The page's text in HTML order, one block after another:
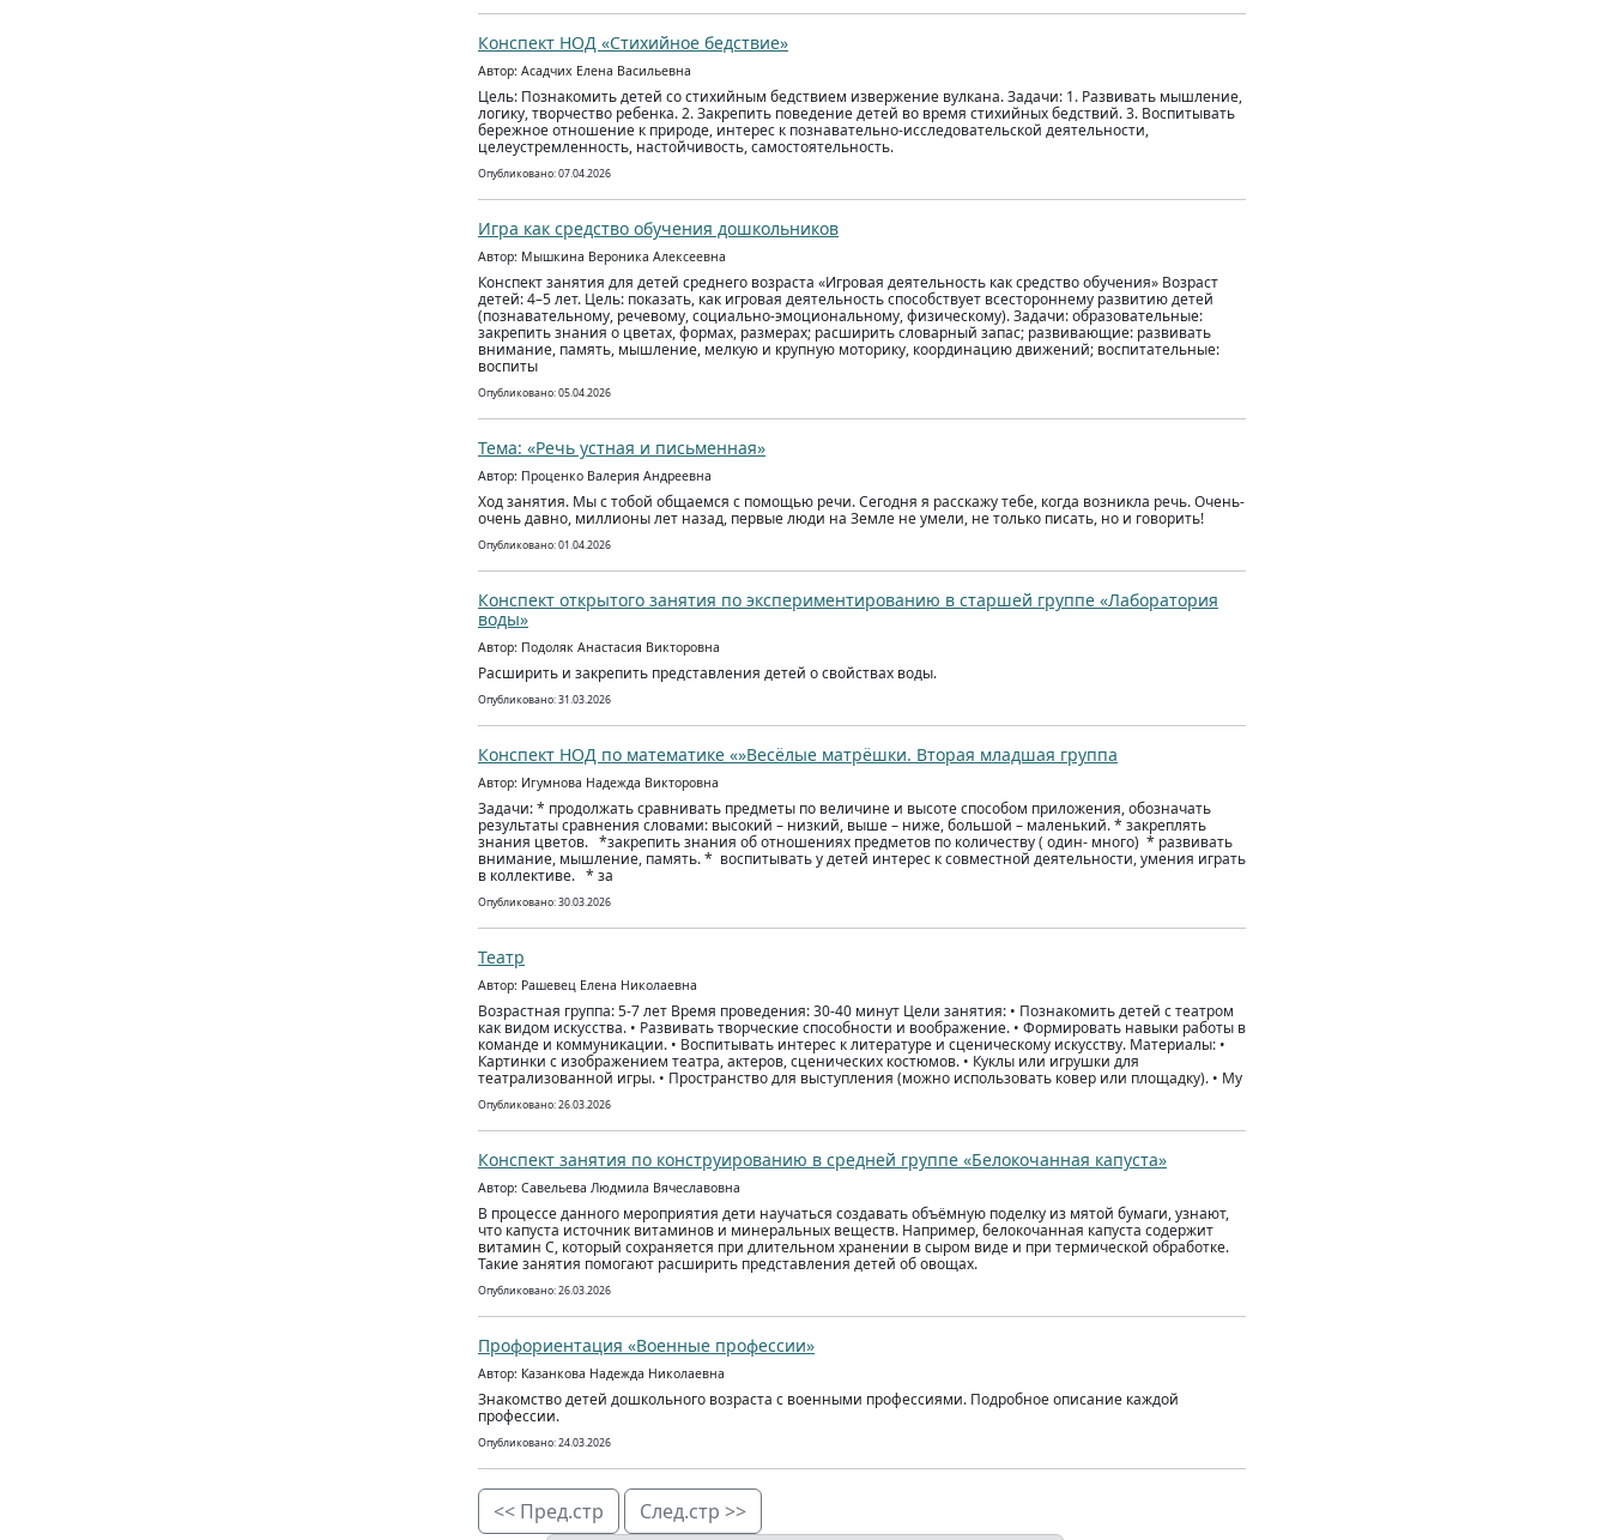
Конспект НОД «Стихийное бедствие»
Автор: Асадчих Елена Васильевна
Цель: Познакомить детей со стихийным бедствием извержение вулкана. Задачи: 1. Развивать мышление,
логику, творчество ребенка. 2. Закрепить поведение детей во время стихийных бедствий. 3. Воспитывать
бережное отношение к природе, интерес к познавательно-исследовательской деятельности,
целеустремленность, настойчивость, самостоятельность.
Опубликовано: 07.04.2026
Игра как средство обучения дошкольников
Автор: Мышкина Вероника Алексеевна
Конспект занятия для детей среднего возраста «Игровая деятельность как средство обучения» Возраст
детей: 4–5 лет. Цель: показать, как игровая деятельность способствует всестороннему развитию детей
(познавательному, речевому, социально‑эмоциональному, физическому). Задачи: образовательные:
закрепить знания о цветах, формах, размерах; расширить словарный запас; развивающие: развивать
внимание, память, мышление, мелкую и крупную моторику, координацию движений; воспитательные:
воспиты
Опубликовано: 05.04.2026
Тема: «Речь устная и письменная»
Автор: Проценко Валерия Андреевна
Ход занятия. Мы с тобой общаемся с помощью речи. Сегодня я расскажу тебе, когда возникла речь. Очень-
очень давно, миллионы лет назад, первые люди на Земле не умели, не только писать, но и говорить!
Опубликовано: 01.04.2026
Конспект открытого занятия по экспериментированию в старшей группе «Лаборатория
воды»
Автор: Подоляк Анастасия Викторовна
Расширить и закрепить представления детей о свойствах воды.
Опубликовано: 31.03.2026
Конспект НОД по математике «»Весёлые матрёшки. Вторая младшая группа
Автор: Игумнова Надежда Викторовна
Задачи: * продолжать сравнивать предметы по величине и высоте способом приложения, обозначать
результаты сравнения словами: высокий – низкий, выше – ниже, большой – маленький. * закреплять
знания цветов. *закрепить знания об отношениях предметов по количеству ( один- много) * развивать
внимание, мышление, память. * воспитывать у детей интерес к совместной деятельности, умения играть
в коллективе. * за
Опубликовано: 30.03.2026
Театр
Автор: Рашевец Елена Николаевна
Возрастная группа: 5-7 лет Время проведения: 30-40 минут Цели занятия: • Познакомить детей с театром
как видом искусства. • Развивать творческие способности и воображение. • Формировать навыки работы в
команде и коммуникации. • Воспитывать интерес к литературе и сценическому искусству. Материалы: •
Картинки с изображением театра, актеров, сценических костюмов. • Куклы или игрушки для
театрализованной игры. • Пространство для выступления (можно использовать ковер или площадку). • Му
Опубликовано: 26.03.2026
Конспект занятия по конструированию в средней группе «Белокочанная капуста»
Автор: Савельева Людмила Вячеславовна
В процессе данного мероприятия дети научаться создавать объёмную поделку из мятой бумаги, узнают,
что капуста источник витаминов и минеральных веществ. Например, белокочанная капуста содержит
витамин С, который сохраняется при длительном хранении в сыром виде и при термической обработке.
Такие занятия помогают расширить представления детей об овощах.
Опубликовано: 26.03.2026
Профориентация «Военные профессии»
Автор: Казанкова Надежда Николаевна
Знакомство детей дошкольного возраста с военными профессиями. Подробное описание каждой
профессии.
Опубликовано: 24.03.2026
<< Пред.стр След.стр >>